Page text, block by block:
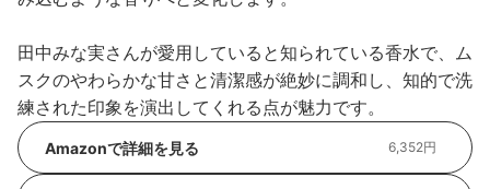
田中みな実さんが愛用していると知られている香水で、ム
スクのやわらかな甘さと清潔感が絶妙に調和し、知的で洗
練された印象を演出してくれる点が魅力です。
Amazonで詳細を見る 6,352円